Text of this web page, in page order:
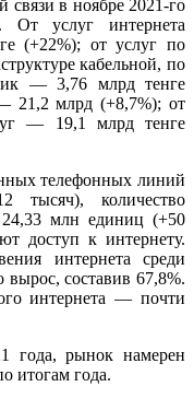
связи в ноябре 2021-го
От услуг интернета
(+22%); от услуг по
кабельной, по
— 3,76 млрд тенге
21,2 млрд (+8,7%); от
— 19,1 млрд тенге
телефонных линий
тысяч), количество
24,33 млн единиц (+50
доступ к интернету.
интернета среди
вырос, составив 67,8%.
интернета — почти
года, рынок намерен
итогам года.